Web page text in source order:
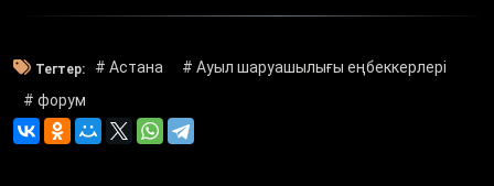
Тегтер: # Астана
# Ауыл шаруашылығы еңбеккерлері
# форум